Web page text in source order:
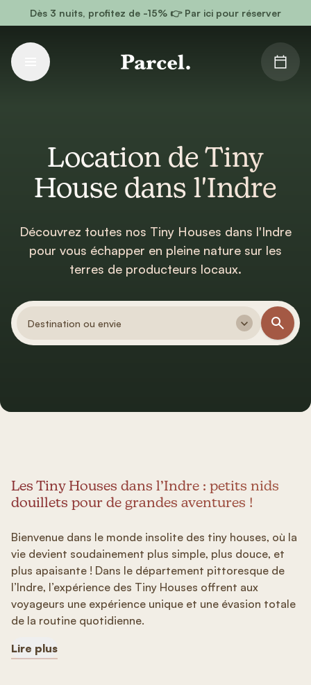
Aller au contenu principal
Dès 3 nuits, profitez de -15% 👉 Par ici pour réserver
Location de Tiny
House dans l'Indre
Découvrez toutes nos Tiny Houses dans l'Indre
pour vous échapper en pleine nature sur les
terres de producteurs locaux.
Destination ou envie
Les Tiny Houses dans l’Indre : petits nids
douillets pour de grandes aventures !
Bienvenue dans le monde insolite des tiny houses, où la
vie devient soudainement plus simple, plus douce, et
plus apaisante ! Dans le département pittoresque de
l’Indre, l’expérience des Tiny Houses offrent aux
voyageurs une expérience unique et une évasion totale
de la routine quotidienne.
Lire plus